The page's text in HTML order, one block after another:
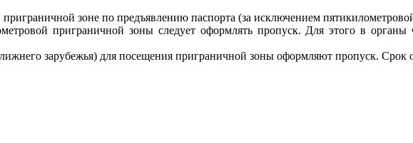
зоне по предъявлению паспорта (за исключением
приграничной зоны следует оформлять пропуск. Для этого в органы
зарубежья) для посещения приграничной зоны оформляют пропуск. Срок